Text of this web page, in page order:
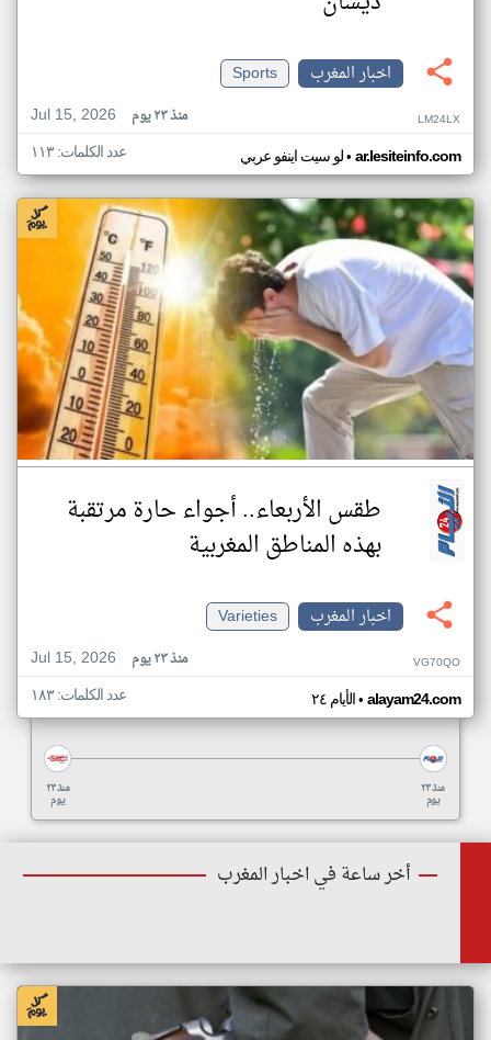
اخبار المغرب
Sports
Jul 15, 2026
منذ ٢٣ يوم LM24LX
لو سيت اينفو عربي• ar.lesiteinfo.com عدد الكلمات: ١١٣
طقس الأربعاء.. أجواء حارة مرتقبة
بهذه المناطق المغربية
اخبار المغرب
Varieties
Jul 15, 2026
منذ ٢٣ يوم VG70QO
الأيام ٢٤• alayam24.com عدد الكلمات: ١٨٣
منذ ٢٣
يوم
منذ ٢٣
يوم
أخر ساعة في اخبار المغرب